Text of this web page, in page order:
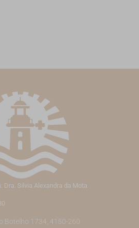
Dra. Sílvia Alexandra da Mota
Botelho 1734, 4150-260